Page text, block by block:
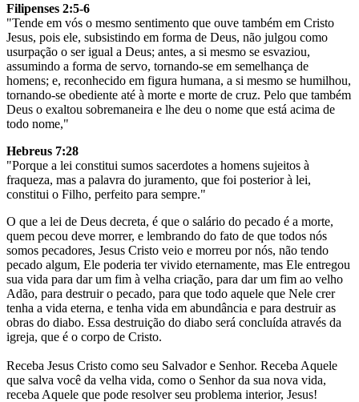
Filipenses 2:5-6
"Tende em vós o mesmo sentimento que ouve também em Cristo
Jesus, pois ele, subsistindo em forma de Deus, não julgou como
usurpação o ser igual a Deus; antes, a si mesmo se esvaziou,
assumindo a forma de servo, tornando-se em semelhança de
homens; e, reconhecido em figura humana, a si mesmo se humilhou,
tornando-se obediente até à morte e morte de cruz. Pelo que também
Deus o exaltou sobremaneira e lhe deu o nome que está acima de
todo nome,"
Hebreus 7:28
"Porque a lei constitui sumos sacerdotes a homens sujeitos à
fraqueza, mas a palavra do juramento, que foi posterior à lei,
constitui o Filho, perfeito para sempre."
O que a lei de Deus decreta, é que o salário do pecado é a morte,
quem pecou deve morrer, e lembrando do fato de que todos nós
somos pecadores, Jesus Cristo veio e morreu por nós, não tendo
pecado algum, Ele poderia ter vivido eternamente, mas Ele entregou
sua vida para dar um fim à velha criação, para dar um fim ao velho
Adão, para destruir o pecado, para que todo aquele que Nele crer
tenha a vida eterna, e tenha vida em abundância e para destruir as
obras do diabo. Essa destruição do diabo será concluída através da
igreja, que é o corpo de Cristo.
Receba Jesus Cristo como seu Salvador e Senhor. Receba Aquele
que salva você da velha vida, como o Senhor da sua nova vida,
receba Aquele que pode resolver seu problema interior, Jesus!